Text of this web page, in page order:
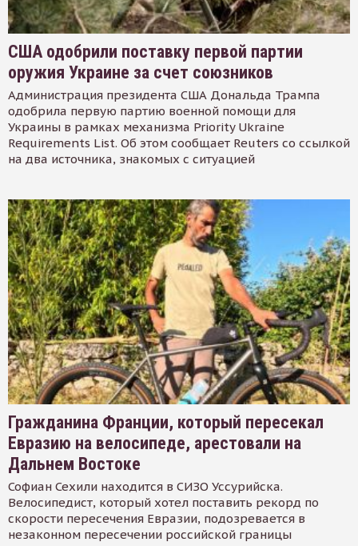
США одобрили поставку первой партии
оружия Украине за счет союзников
Администрация президента США Дональда Трампа
одобрила первую партию военной помощи для
Украины в рамках механизма Priority Ukraine
Requirements List. Об этом сообщает Reuters со ссылкой
на два источника, знакомых с ситуацией
Гражданина Франции, который пересекал
Евразию на велосипеде, арестовали на
Дальнем Востоке
Софиан Сехили находится в СИЗО Уссурийска.
Велосипедист, который хотел поставить рекорд по
скорости пересечения Евразии, подозревается в
незаконном пересечении российской границы